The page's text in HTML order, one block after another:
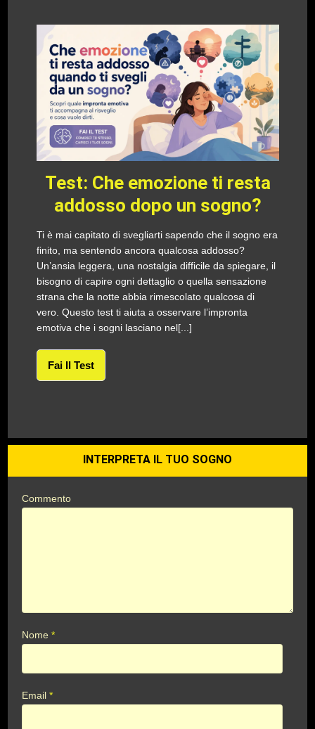
Test: Che emozione ti resta
addosso dopo un sogno?
Ti è mai capitato di svegliarti sapendo che il sogno era
finito, ma sentendo ancora qualcosa addosso?
Un’ansia leggera, una nostalgia difficile da spiegare, il
bisogno di capire ogni dettaglio o quella sensazione
strana che la notte abbia rimescolato qualcosa di
vero. Questo test ti aiuta a osservare l’impronta
emotiva che i sogni lasciano nel[...]
Fai Il Test
INTERPRETA IL TUO SOGNO
Commento
Nome*
Email*